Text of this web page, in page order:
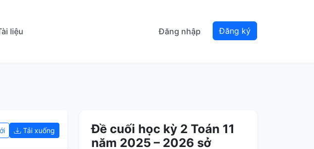
liệu Đăng nhập Đăng ký
Tải xuống
Đề cuối học kỳ 2 Toán 11
năm 2025 – 2026 sở